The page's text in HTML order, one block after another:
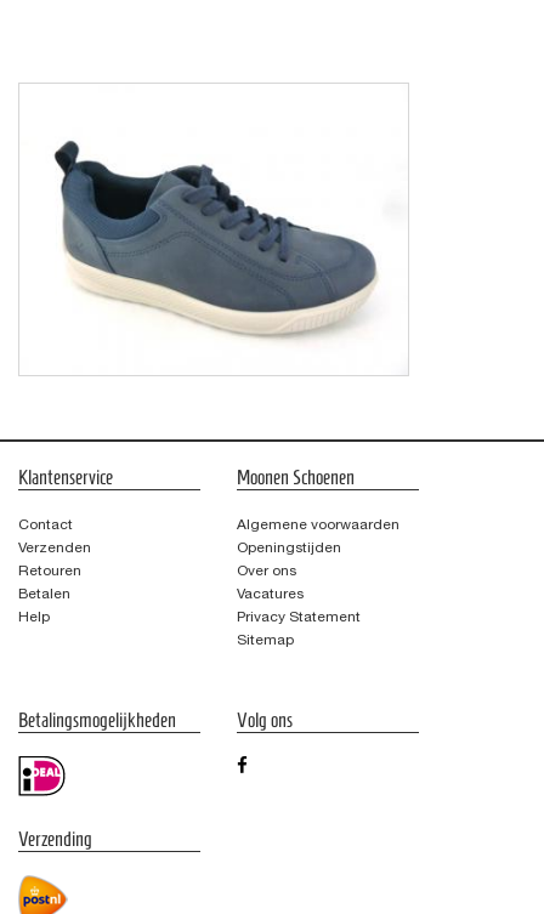
Klantenservice
Contact
Verzenden
Retouren
Betalen
Help
Moonen Schoenen
Algemene voorwaarden
Openingstijden
Over ons
Vacatures
Privacy Statement
Sitemap
Betalingsmogelijkheden
Verzending
Volg ons